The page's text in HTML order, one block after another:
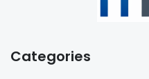
Categories